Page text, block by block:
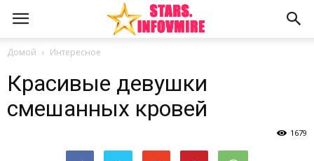
Домой Интересное
Красивые девушки
смешанных кровей
1679